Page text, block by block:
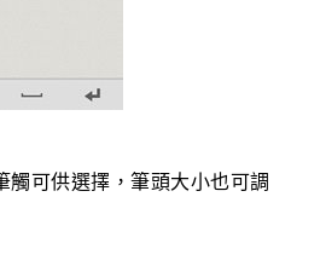
觸可供選擇，筆頭大小也可調